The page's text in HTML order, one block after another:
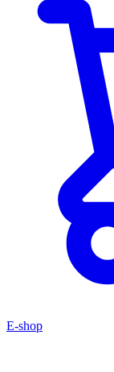
E-shop